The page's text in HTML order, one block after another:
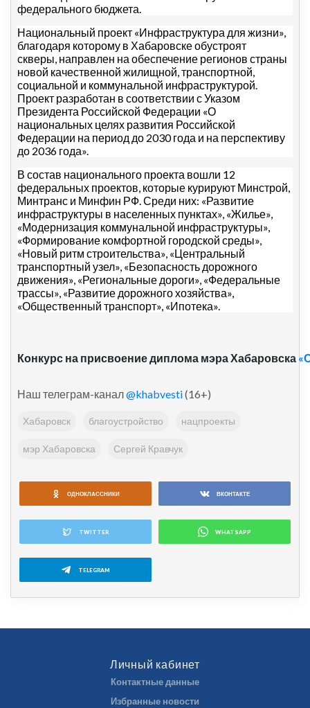
федерального бюджета.
Национальный проект «Инфраструктура для жизни»,
благодаря которому в Хабаровске обустроят
скверы, направлен на обеспечение регионов страны
новой качественной жилищной, транспортной,
социальной и коммунальной инфраструктурой.
Проект разработан в соответствии с Указом
Президента Российской Федерации «О
национальных целях развития Российской
Федерации на период до 2030 года и на перспективу
до 2036 года».
В состав национального проекта вошли 12
федеральных проектов, которые курируют Минстрой,
Минтранс и Минфин РФ. Среди них: «Развитие
инфраструктуры в населенных пунктах», «Жилье»,
«Модернизация коммунальной инфраструктуры»,
«Формирование комфортной городской среды»,
«Новый ритм строительства», «Центральный
транспортный узел», «Безопасность дорожного
движения», «Региональные дороги», «Федеральные
трассы», «Развитие дорожного хозяйства»,
«Общественный транспорт», «Ипотека».
Конкурс на присвоение диплома мэра Хабаровска
Наш телеграм-канал@khabvesti(16+)
Хабаровск благоустройство нацпроекты
мэр Хабаровска Сергей Кравчук
ОДНОКЛАССНИКИ ВКОНТАКТЕ
TWITTER WHATSAPP
TELEGRAM
Личный кабинет
Контактные данные
Избранные новости